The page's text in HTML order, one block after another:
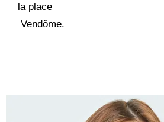
la place
Vendôme.